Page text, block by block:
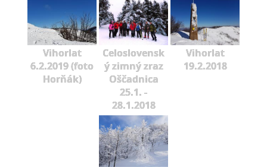
Vihorlat
6.2.2019 (foto
Horňák)
Celoslovensk
ý zimný zraz
Oščadnica
25.1. -
28.1.2018
Vihorlat
19.2.2018